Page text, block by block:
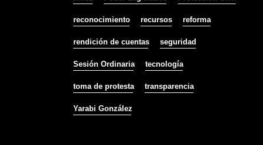
reconocimiento recursos reforma
rendición de cuentas seguridad
Sesión Ordinaria tecnología
toma de protesta transparencia
Yarabi González